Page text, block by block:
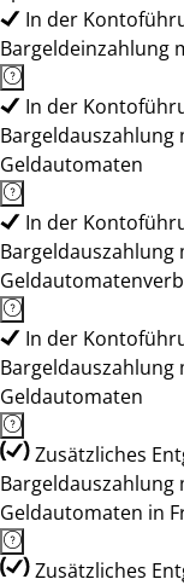
In der
Bargeldeinzahlung
In der
Geldautomaten
In der
In der
Geldautomaten
Zusätzliches
Geldautomaten in
Zusätzliches